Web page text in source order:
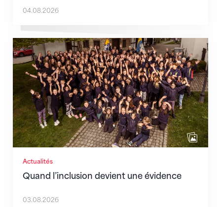
04.08.2026
Actualités
Quand l’inclusion devient une évidence
Quand l’inclusion devient une évidence
03.08.2026